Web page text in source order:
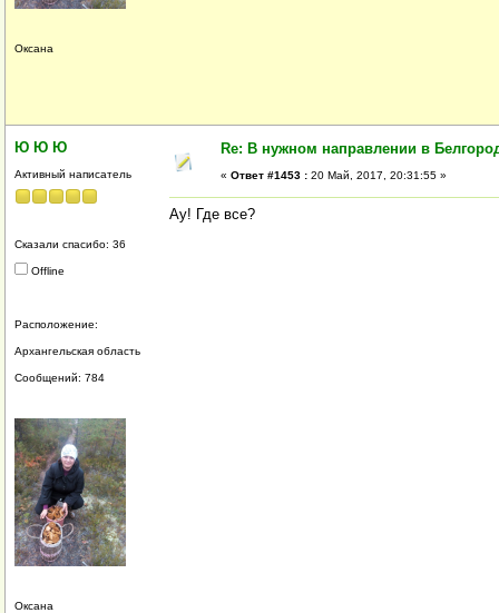
Оксана
Ю Ю Ю
Активный написатель
Сказали спасибо: 36
Offline
Расположение:
Архангельская область
Сообщений: 784
Оксана
Re: В нужном направлении в
« Ответ #1453 : 20 Май, 2017, 20:31:55 »
Ау! Где все?